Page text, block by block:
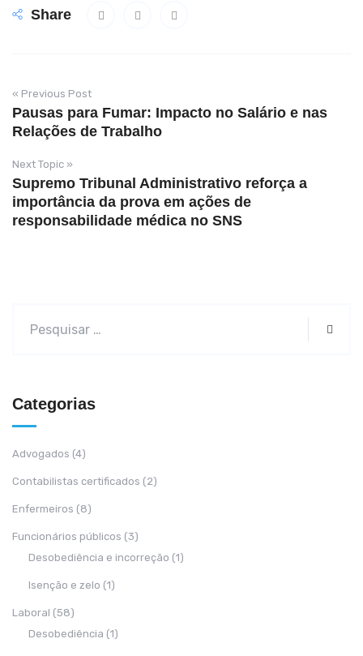
Share
« Previous Post
Pausas para Fumar: Impacto no Salário e nas
Relações de Trabalho
Next Topic »
Supremo Tribunal Administrativo reforça a
importância da prova em ações de
responsabilidade médica no SNS
Categorias
Advogados (4)
Contabilistas certificados (2)
Enfermeiros (8)
Funcionários públicos (3)
Desobediência e incorreção (1)
Isenção e zelo (1)
Laboral (58)
Desobediência (1)